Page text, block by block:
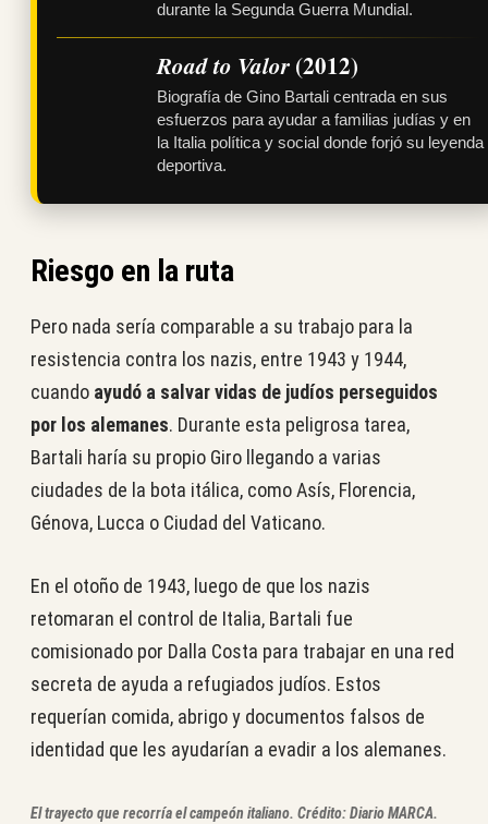
durante la Segunda Guerra Mundial.
Road to Valor (2012)
Biografía de Gino Bartali centrada en sus
esfuerzos para ayudar a familias judías y en
la Italia política y social donde forjó su leyenda
deportiva.
Riesgo en la ruta
Pero nada sería comparable a su trabajo para la
resistencia contra los nazis, entre 1943 y 1944,
cuando ayudó a salvar vidas de judíos perseguidos
por los alemanes. Durante esta peligrosa tarea,
Bartali haría su propio Giro llegando a varias
ciudades de la bota itálica, como Asís, Florencia,
Génova, Lucca o Ciudad del Vaticano.
En el otoño de 1943, luego de que los nazis
retomaran el control de Italia, Bartali fue
comisionado por Dalla Costa para trabajar en una red
secreta de ayuda a refugiados judíos. Estos
requerían comida, abrigo y documentos falsos de
identidad que les ayudarían a evadir a los alemanes.
El trayecto que recorría el campeón italiano. Crédito: Diario MARCA.